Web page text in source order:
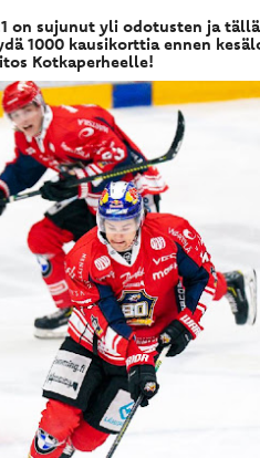
on sujunut yli odotusten ja
1000 kausikorttia ennen
Kotkaperheelle!